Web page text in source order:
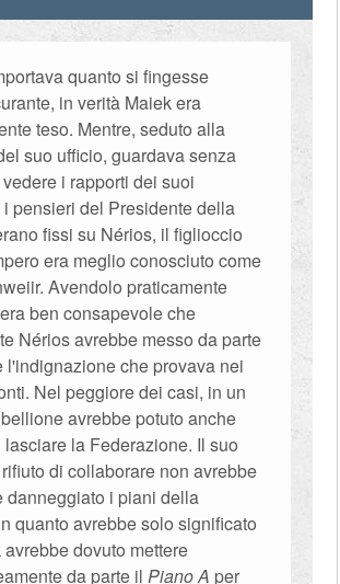
quanto si fingesse
in verità Maiek era
teso. Mentre, seduto alla
suo ufficio, guardava senza
i rapporti dei suoi
i pensieri del Presidente della
fissi su Nérios, il figlioccio
era meglio conosciuto come
Avendolo praticamente
ben consapevole che
Nérios avrebbe messo da parte
l'indignazione che provava nei
Nel peggiore dei casi, in un
avrebbe potuto anche
lasciare la Federazione. Il suo
di collaborare non avrebbe
danneggiato i piani della
quanto avrebbe solo significato
dovuto mettere
da parte ilPiano A per